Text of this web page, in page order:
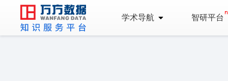
学术导航 智研平台